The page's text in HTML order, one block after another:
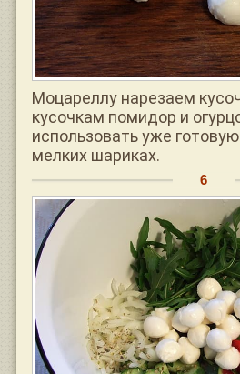
Моцареллу нарезаем
кусочкам помидор и
использовать уже
мелких шариках.